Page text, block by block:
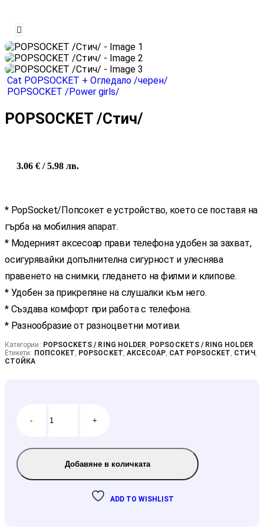
Cat POPSOCKET + Огледало /черен/
POPSOCKET /Power girls/
POPSOCKET /Стич/
3.06 € / 5.98 лв.
* PopSocket/Попсокет е устройство, което се поставя на
гърба на мобилния апарат.
* Модерният аксесоар прави телефона удобен за захват,
осигурявайки допълнителна сигурност и улеснява
правенето на снимки, гледането на филми и клипове.
* Удобен за прикрепяне на слушалки към него.
* Създава комфорт при работа с телефона.
* Разнообразие от разноцветни мотиви.
Категории: POPSOCKETS / RING HOLDER, POPSOCKETS / RING HOLDER
Етикети: ПОПСОКЕТ, POPSOCKET, АКСЕСОАР, CAT POPSOCKET, СТИЧ ,
СТОЙКА
- +
Добавяне в количката
ADD TO WISHLIST